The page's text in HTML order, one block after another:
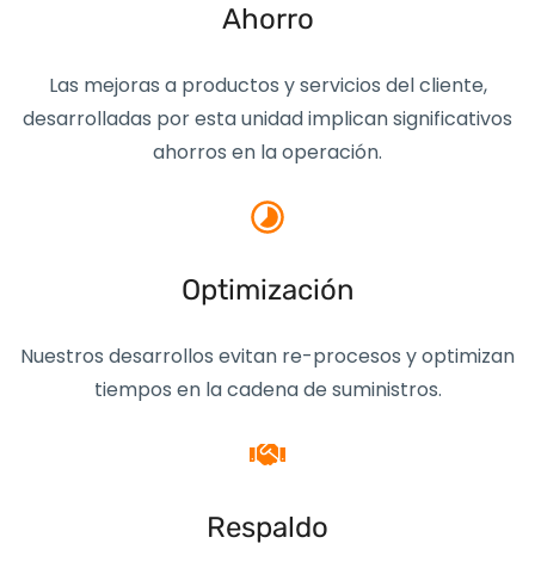
Ahorro
Las mejoras a productos y servicios del cliente,
desarrolladas por esta unidad implican significativos
ahorros en la operación.
Optimización
Nuestros desarrollos evitan re-procesos y optimizan
tiempos en la cadena de suministros.
Respaldo